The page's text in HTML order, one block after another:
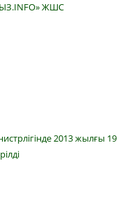
ЖШС
2013 жылғы 19